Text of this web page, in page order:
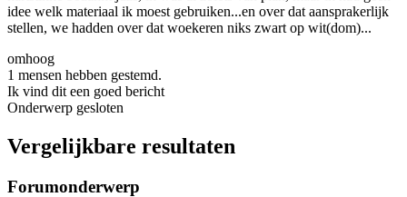
idee welk materiaal ik moest gebruiken...en over dat aansprakerlijk
stellen, we hadden over dat woekeren niks zwart op wit(dom)...
omhoog
1 mensen hebben gestemd.
Ik vind dit een goed bericht
Onderwerp gesloten
Vergelijkbare resultaten
Forumonderwerp